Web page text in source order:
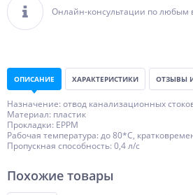
Онлайн-консультации по любым
ОПИСАНИЕ ХАРАКТЕРИСТИКИ ОТЗЫВЫ
Назначение: отвод канализационных
Материал: пластик
Прокладки: ЕРРМ
Рабочая температура: до 80*С,
Пропускная способность: 0,4 л/с
Похожие товары